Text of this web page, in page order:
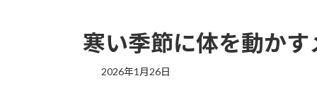
寒い季節に体を動かす
2026年1月26日